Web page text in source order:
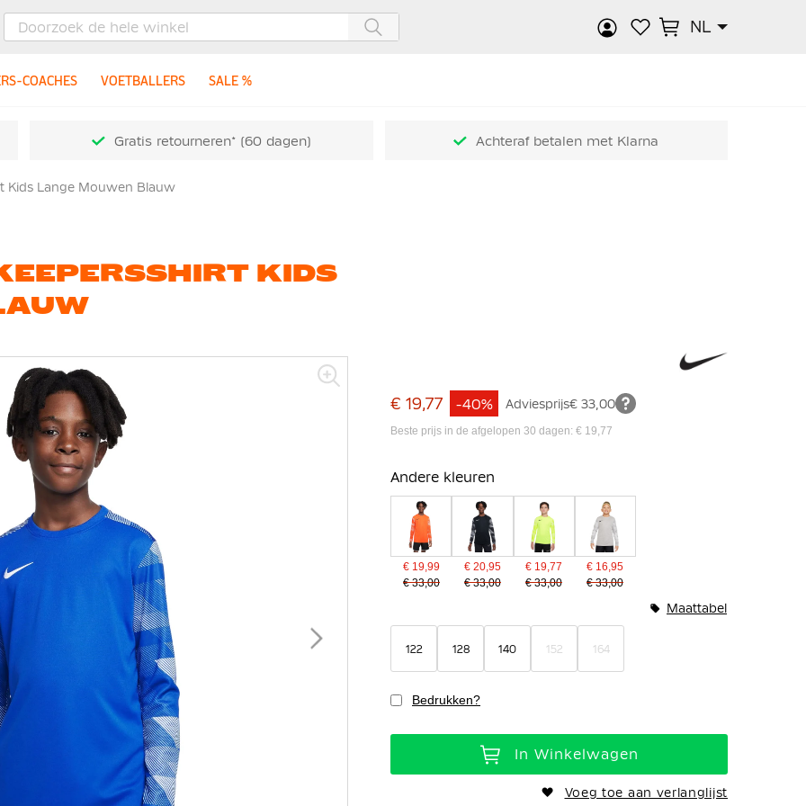
NL
COACHES VOETBALLERS SALE %
Gratis retourneren* (60 dagen) Achteraf betalen met Klarna
Kids Lange Mouwen Blauw
KIDS
€ 19,77 Adviesprijs€ 33,00
-40%
Beste prijs in de afgelopen 30 dagen: € 19,77
Andere kleuren
€ 19,99
€ 33,00
€ 20,95
€ 33,00
€ 19,77
€ 33,00
€ 16,95
€ 33,00
122 128 140 152 164
Maattabel
Bedrukken?
In Winkelwagen
Voeg toe aan verlanglijst